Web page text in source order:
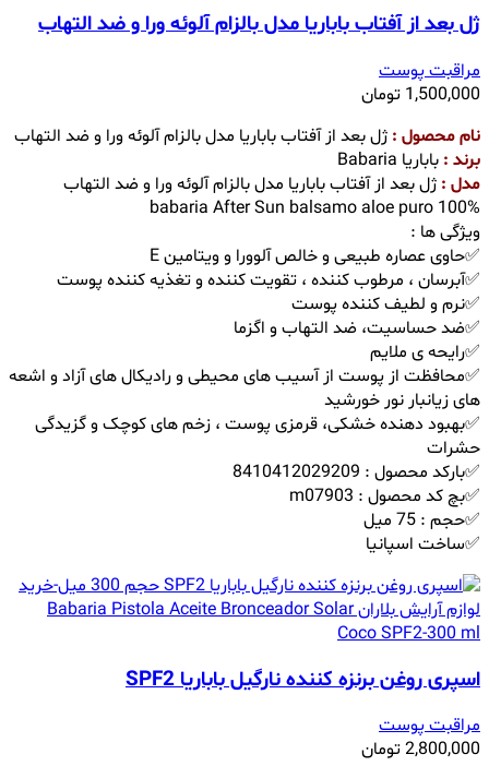
ژل بعد از آفتاب باباریا مدل بالزام آلوئه ورا و ضد التهاب
مراقبت پوست
1,500,000 تومان
نام محصول : ژل بعد از آفتاب باباریا مدل بالزام آلوئه ورا و ضد التهاب
برند : باباریا Babaria
مدل : ژل بعد از آفتاب باباریا مدل بالزام آلوئه ورا و ضد التهاب
babaria After Sun balsamo aloe puro 100%
ویژگی ها :
✅حاوی عصاره طبیعی و خالص آلوورا و ویتامین E
✅آبرسان ، مرطوب کننده ، تقویت کننده و تغذیه کننده پوست
✅نرم و لطیف کننده پوست
✅ضد حساسیت، ضد التهاب و اگزما
✅رایحه ی ملایم
✅محافظت از پوست از آسیب های محیطی و رادیکال های آزاد و اشعه
های زیانبار نور خورشید
✅بهبود دهنده خشکی، قرمزی پوست ، زخم های کوچک و گزیدگی
حشرات
✅بارکد محصول : 8410412029209
✅بچ کد محصول : m07903
✅حجم : 75 میل
✅ساخت اسپانیا
اسپری روغن برنزه کننده نارگیل باباریا SPF2
مراقبت پوست
2,800,000تومان